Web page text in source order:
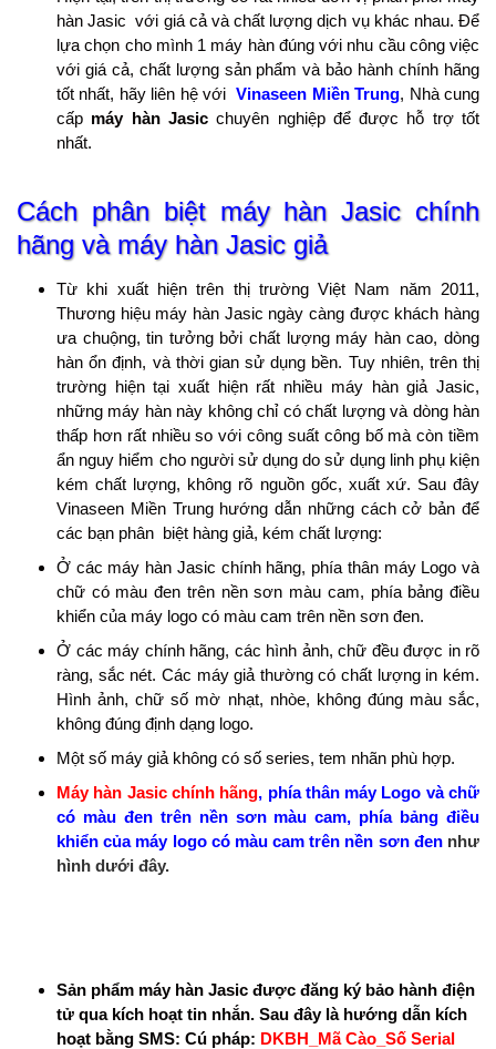
hàn Jasic với giá cả và chất lượng dịch vụ khác nhau. Để
lựa chọn cho mình 1 máy hàn đúng với nhu cầu công việc
với giá cả, chất lượng sản phẩm và bảo hành chính hãng
tốt nhất, hãy liên hệ với Vinaseen Miền Trung, Nhà cung
cấp máy hàn Jasicchuyên nghiệp để được hỗ trợ tốt
nhất.
Cách phân biệt máy hàn Jasic chính
hãng và máy hàn Jasic giả
Từ khi xuất hiện trên thị trường Việt Nam năm 2011,
Thương hiệu máy hàn Jasic ngày càng được khách hàng
ưa chuộng, tin tưởng bởi chất lượng máy hàn cao, dòng
hàn ổn định, và thời gian sử dụng bền. Tuy nhiên, trên thị
trường hiện tại xuất hiện rất nhiều máy hàn giả Jasic,
những máy hàn này không chỉ có chất lượng và dòng hàn
thấp hơn rất nhiều so với công suất công bố mà còn tiềm
ẩn nguy hiểm cho người sử dụng do sử dụng linh phụ kiện
kém chất lượng, không rõ nguồn gốc, xuất xứ. Sau đây
Vinaseen Miền Trung hướng dẫn những cách cở bản để
các bạn phân biệt hàng giả, kém chất lượng:
Ở các máy hàn Jasic chính hãng, phía thân máy Logo và
chữ có màu đen trên nền sơn màu cam, phía bảng điều
khiển của máy logo có màu cam trên nền sơn đen.
Ở các máy chính hãng, các hình ảnh, chữ đều được in rõ
ràng, sắc nét. Các máy giả thường có chất lượng in kém.
Hình ảnh, chữ số mờ nhạt, nhòe, không đúng màu sắc,
không đúng định dạng logo.
Một số máy giả không có số series, tem nhãn phù hợp.
Máy hàn Jasic chính hãng, phía thân máy Logo và chữ
có màu đen trên nền sơn màu cam, phía bảng điều
khiển của máy logo có màu cam trên nền sơn đen như
hình dưới đây.
Sản phẩm máy hàn Jasic được đăng ký bảo hành điện
tử qua kích hoạt tin nhắn. Sau đây là hướng dẫn kích
hoạt bằng SMS: Cú pháp: DKBH_Mã Cào_Số Serial